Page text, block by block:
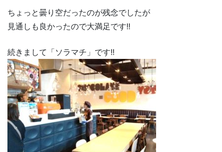
ちょっと曇り空だったのが残念でしたが
見通しも良かったので大満足です!!
続きまして「ソラマチ」です!!